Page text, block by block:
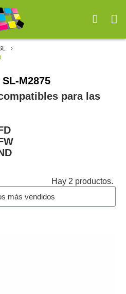
M2875
para las
Hay 2 productos.